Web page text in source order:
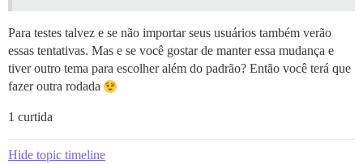
Para testes talvez e se não importar seus usuários também verão
essas tentativas. Mas e se você gostar de manter essa mudança e
tiver outro tema para escolher além do padrão? Então você terá que
fazer outra rodada
1 curtida
Hide topic timeline